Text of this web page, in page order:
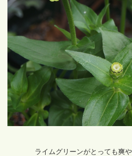
ライムグリーンがとっても爽